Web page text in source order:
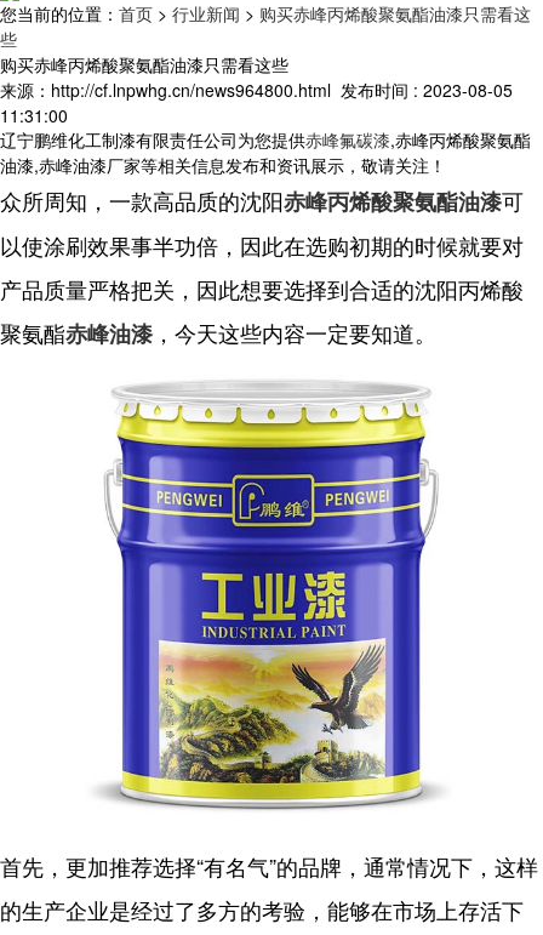
您当前的位置： 首页 > 行业新闻 > 购买赤峰丙烯酸聚氨酯油漆只需看这
些
购买赤峰丙烯酸聚氨酯油漆只需看这些
来源：http://cf.lnpwhg.cn/news964800.html 发布时间 : 2023-08-05
11:31:00
辽宁鹏维化工制漆有限责任公司为您提供赤峰氟碳漆,赤峰丙烯酸聚氨酯
油漆,赤峰油漆厂家等相关信息发布和资讯展示，敬请关注！
众所周知，一款高品质的沈阳赤峰丙烯酸聚氨酯油漆可
以使涂刷效果事半功倍，因此在选购初期的时候就要对
产品质量严格把关，因此想要选择到合适的沈阳丙烯酸
聚氨酯赤峰油漆 ，今天这些内容一定要知道。
首先，更加推荐选择“有名气”的品牌，通常情况下，这样
的生产企业是经过了多方的考验，能够在市场上存活下